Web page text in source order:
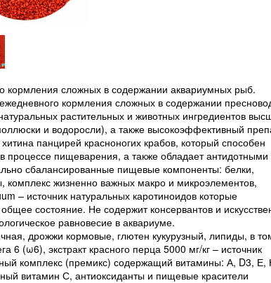
кормления сложных в содержании аквариумных рыб.
кормления сложных в содержании
растительных и животных ингредиентов
и водоросли), а также высокоэффективный
панцирей красноногих крабов, который способен
процессе пищеварения, а также обладает антидотными
сбалансированные пищевые компоненты: белки,
комплекс жизненно важных макро и микроэлементов,
– источник натуральных каротиноидов которые
состояние. Не содержит консервантов и
равновесие в аквариуме.
дрожжи кормовые, глютен кукурузный, липиды, в
(ω6), экстракт красного перца 5000 мг/кг – источник
комплекс (премикс) содержащий витамины: А, D3, Е,
витамин С, антиоксиданты и пищевые красители